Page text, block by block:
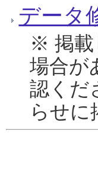
データ
※ 掲載
場合が
認くだ
らせに